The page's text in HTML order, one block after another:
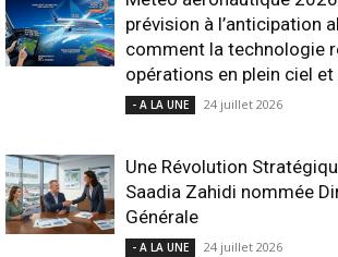
prévision à l’anticipation
comment la technologie
opérations en plein ciel et
- A LA UNE 24 juillet 2026
Une Révolution
Saadia Zahidi nommée
Générale
- A LA UNE 24 juillet 2026